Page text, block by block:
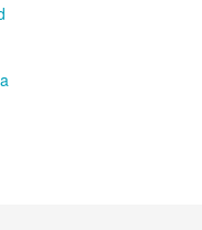
au saumon